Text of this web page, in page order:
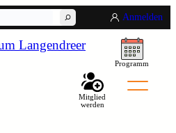
Anmelden
Programm
Mitglied
werden